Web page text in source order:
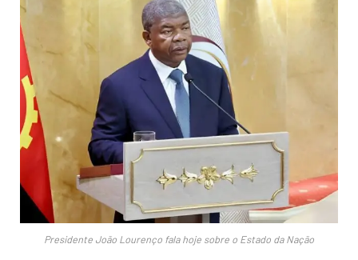
Presidente João Lourenço fala hoje sobre o Estado da Nação